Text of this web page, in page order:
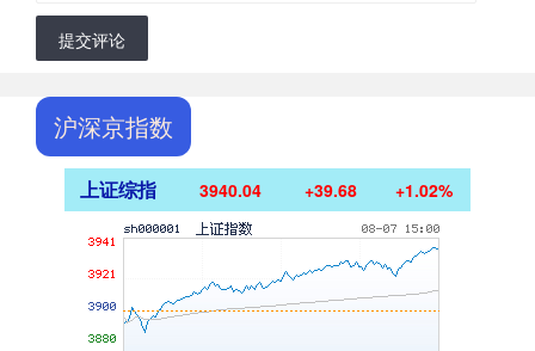
提交评论
沪深京指数
上证综指 3940.04 +39.68 +1.02%